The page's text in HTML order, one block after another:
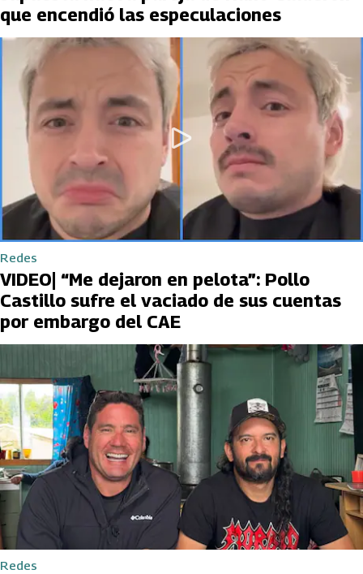
que encendió las especulaciones
Redes
VIDEO| “Me dejaron en pelota”: Pollo
Castillo sufre el vaciado de sus cuentas
por embargo del CAE
Redes